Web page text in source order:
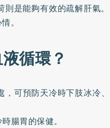
是能夠有效的疏解肝氣。
。
循環？
可預防天冷時下肢冰冷、
腸胃的保健。